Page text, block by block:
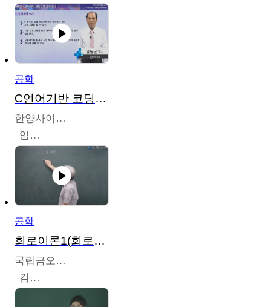
공학
C언어기반 코딩교육
한양사이버대학교
임동균
공학
회로이론1(회로이론1, 회로이론2, 전자회로1)
국립금오공과대학교
김명식